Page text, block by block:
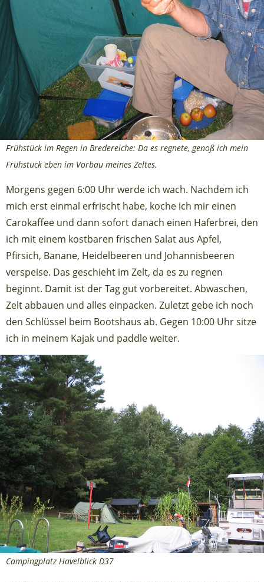
Frühstück im Regen in Bredereiche: Da es regnete, genoß ich mein
Frühstück eben im Vorbau meines Zeltes.
Morgens gegen 6:00 Uhr werde ich wach. Nachdem ich
mich erst einmal erfrischt habe, koche ich mir einen
Carokaffee und dann sofort danach einen Haferbrei, den
ich mit einem kostbaren frischen Salat aus Apfel,
Pfirsich, Banane, Heidelbeeren und Johannisbeeren
verspeise. Das geschieht im Zelt, da es zu regnen
beginnt. Damit ist der Tag gut vorbereitet. Abwaschen,
Zelt abbauen und alles einpacken. Zuletzt gebe ich noch
den Schlüssel beim Bootshaus ab. Gegen 10:00 Uhr sitze
ich in meinem Kajak und paddle weiter.
Campingplatz Havelblick D37